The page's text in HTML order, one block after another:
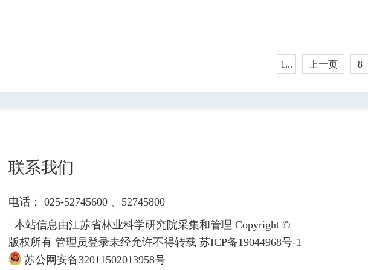
1... 上一页 8
联系我们
电话： 025-52745600 、52745800
本站信息由江苏省林业科学研究院采集和管理 Copyright ©
版权所有 管理员登录未经允许不得转载 苏ICP备19044968号-1
苏公网安备32011502013958号